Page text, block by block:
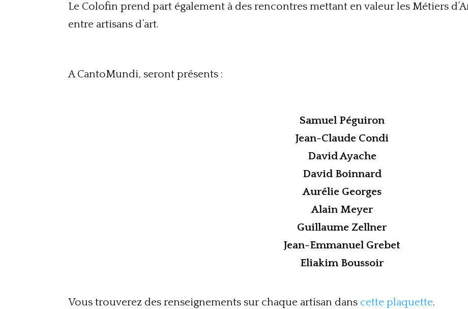
Le Colofinprend part également à des rencontres mettant en valeur les Métiers
entre artisans d’art.
A CantoMundi, seront présents :
Samuel Péguiron
Jean-Claude Condi
David Ayache
David Boinnard
Aurélie Georges
Alain Meyer
Guillaume Zellner
Jean-Emmanuel Grebet
Eliakim Boussoir
Vous trouverez des renseignements sur chaque artisan dans cette plaquette.